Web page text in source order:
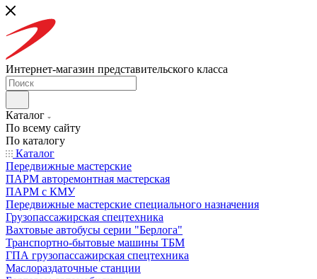
Интернет-магазин представительского класса
Каталог
По всему сайту
По каталогу
Каталог
Передвижные мастерские
ПАРМ авторемонтная мастерская
ПАРМ с КМУ
Передвижные мастерские специального назначения
Грузопассажирская спецтехника
Вахтовые автобусы серии "Берлога"
Транспортно-бытовые машины ТБМ
ГПА грузопассажирская спецтехника
Маслораздаточные станции